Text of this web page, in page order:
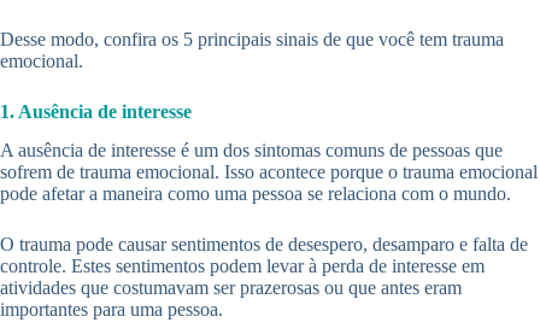
Desse modo, confira os 5 principais sinais de que você tem trauma
emocional.
1. Ausência de interesse
A ausência de interesse é um dos sintomas comuns de pessoas que
sofrem de trauma emocional. Isso acontece porque o trauma emocional
pode afetar a maneira como uma pessoa se relaciona com o mundo.
O trauma pode causar sentimentos de desespero, desamparo e falta de
controle. Estes sentimentos podem levar à perda de interesse em
atividades que costumavam ser prazerosas ou que antes eram
importantes para uma pessoa.